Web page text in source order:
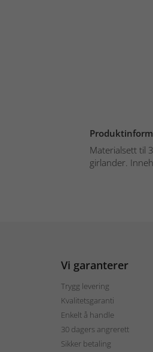
Materialsett til
girlander.
Vi garanterer
Trygg levering
Kvalitetsgaranti
Enkelt å handle
30 dagers angrerett
Sikker betaling